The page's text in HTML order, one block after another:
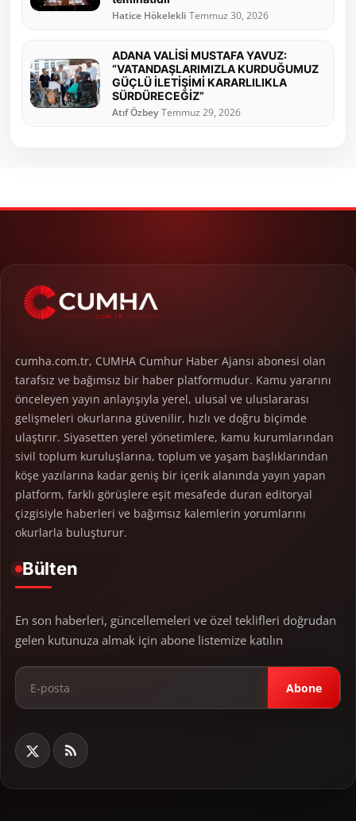
Hatice Hökelekli Temmuz 30, 2026
ADANA VALİSİ MUSTAFA YAVUZ:
“VATANDAŞLARIMIZLA KURDUĞUMUZ
GÜÇLÜ İLETİŞİMİ KARARLILIKLA
SÜRDÜRECEĞİZ”
Atıf Özbey Temmuz 29, 2026
cumha.com.tr, CUMHA Cumhur Haber Ajansı abonesi olan
tarafsız ve bağımsız bir haber platformudur. Kamu yararını
önceleyen yayın anlayışıyla yerel, ulusal ve uluslararası
gelişmeleri okurlarına güvenilir, hızlı ve doğru biçimde
ulaştırır. Siyasetten yerel yönetimlere, kamu kurumlarından
sivil toplum kuruluşlarına, toplum ve yaşam başlıklarından
köşe yazılarına kadar geniş bir içerik alanında yayın yapan
platform, farklı görüşlere eşit mesafede duran editoryal
çizgisiyle haberleri ve bağımsız kalemlerin yorumlarını
okurlarla buluşturur.
Bülten
En son haberleri, güncellemeleri ve özel teklifleri doğrudan
gelen kutunuza almak için abone listemize katılın
Abone